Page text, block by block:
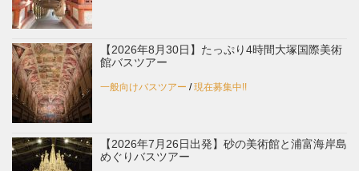
【2026年8月30日】たっぷり4時間大塚国際美術
館バスツアー
一般向けバスツアー /現在募集中!!
【2026年7月26日出発】砂の美術館と浦富海岸島
めぐりバスツアー